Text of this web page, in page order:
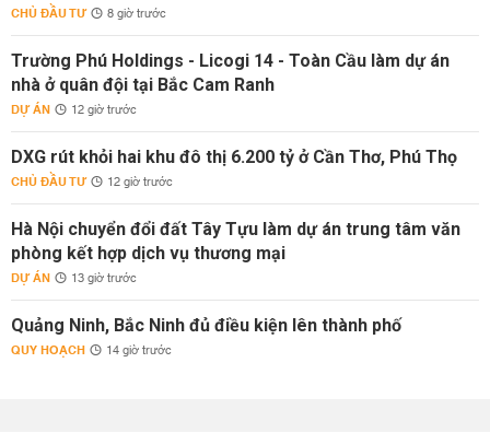
CHỦ ĐẦU TƯ 8 giờ trước
Trường Phú Holdings - Licogi 14 - Toàn Cầu làm dự án
nhà ở quân đội tại Bắc Cam Ranh
DỰ ÁN 12 giờ trước
DXG rút khỏi hai khu đô thị 6.200 tỷ ở Cần Thơ, Phú Thọ
CHỦ ĐẦU TƯ 12 giờ trước
Hà Nội chuyển đổi đất Tây Tựu làm dự án trung tâm văn
phòng kết hợp dịch vụ thương mại
DỰ ÁN 13 giờ trước
Quảng Ninh, Bắc Ninh đủ điều kiện lên thành phố
QUY HOẠCH 14 giờ trước